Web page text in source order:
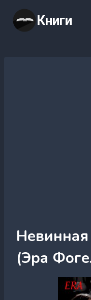
содержимому
Книги
(Эра